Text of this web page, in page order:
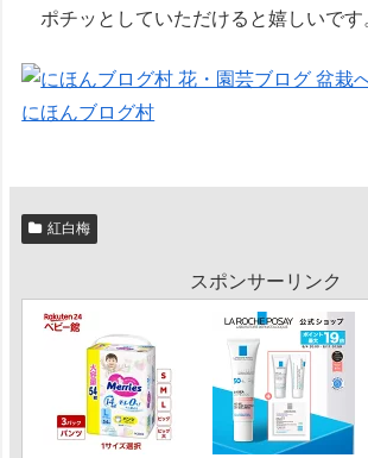
ポチッとしていただけると嬉しいです
にほんブログ村
紅白梅
スポンサーリンク